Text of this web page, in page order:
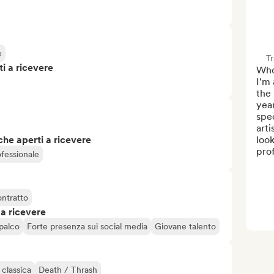
a ricevere
aperti a ricevere
ricevere
Forte presenza sui social media Giovane talento
Death / Thrash
I'm
the